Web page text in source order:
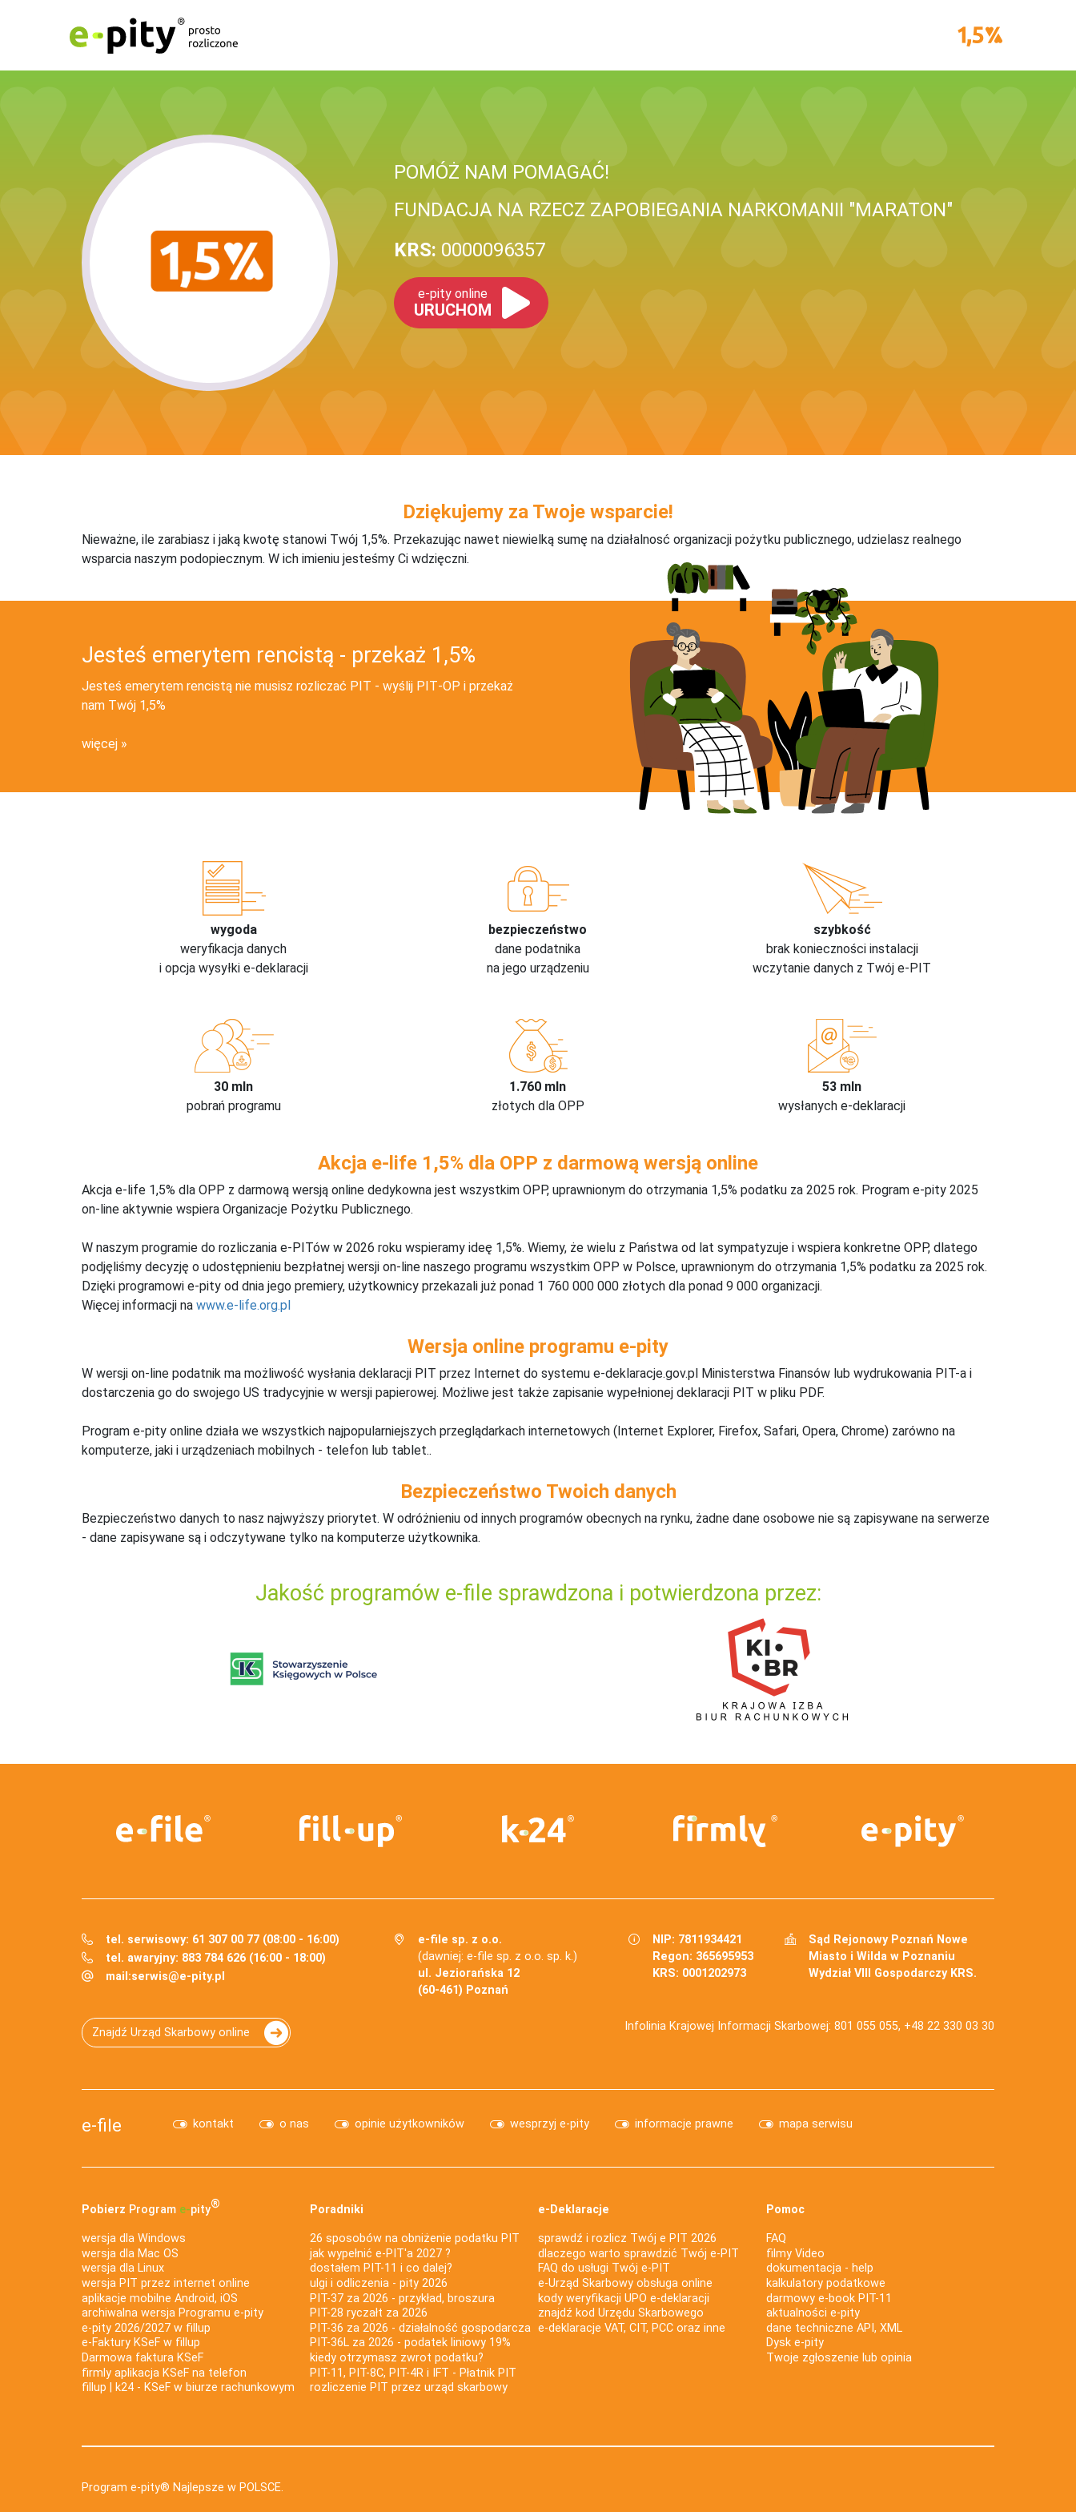
POMÓŻ NAM POMAGAĆ!
FUNDACJA NA RZECZ ZAPOBIEGANIA NARKOMANII "MARATON"
KRS: 0000096357
e-pity online
URUCHOM
Dziękujemy za Twoje wsparcie!
Nieważne, ile zarabiasz i jaką kwotę stanowi Twój 1,5%. Przekazując nawet niewielką sumę na działalnosć organizacji pożytku publicznego, udzielasz realnego
wsparcia naszym podopiecznym. W ich imieniu jesteśmy Ci wdzięczni.
Jesteś emerytem rencistą - przekaż 1,5%
Jesteś emerytem rencistą nie musisz rozliczać PIT - wyślij PIT‑OP i przekaż
nam Twój 1,5%
więcej
wygoda
weryfikacja danych
i opcja wysyłki e-deklaracji
bezpieczeństwo
dane podatnika
na jego urządzeniu
szybkość
brak konieczności instalacji
wczytanie danych z Twój e-PIT
30 mln
pobrań programu
1.760 mln
złotych dla OPP
53 mln
wysłanych e-deklaracji
Akcja e-life 1,5% dla OPP z darmową wersją online
Akcja e-life 1,5% dla OPP z darmową wersją online dedykowna jest wszystkim OPP, uprawnionym do otrzymania 1,5% podatku za 2025 rok. Program e-pity 2025
on-line aktywnie wspiera Organizacje Pożytku Publicznego.
W naszym programie do rozliczania e-PITów w 2026 roku wspieramy ideę 1,5%. Wiemy, że wielu z Państwa od lat sympatyzuje i wspiera konkretne OPP, dlatego
podjęliśmy decyzję o udostępnieniu bezpłatnej wersji on-line naszego programu wszystkim OPP w Polsce, uprawnionym do otrzymania 1,5% podatku za 2025 rok.
Dzięki programowi e-pity od dnia jego premiery, użytkownicy przekazali już ponad 1 760 000 000 złotych dla ponad 9 000 organizacji.
Więcej informacji na www.e-life.org.pl
Wersja online programu e-pity
W wersji on-line podatnik ma możliwość wysłania deklaracji PIT przez Internet do systemu e-deklaracje.gov.pl Ministerstwa Finansów lub wydrukowania PIT-a i
dostarczenia go do swojego US tradycyjnie w wersji papierowej. Możliwe jest także zapisanie wypełnionej deklaracji PIT w pliku PDF.
Program e-pity online działa we wszystkich najpopularniejszych przeglądarkach internetowych (Internet Explorer, Firefox, Safari, Opera, Chrome) zarówno na
komputerze, jaki i urządzeniach mobilnych - telefon lub tablet..
Bezpieczeństwo Twoich danych
Bezpieczeństwo danych to nasz najwyższy priorytet. W odróżnieniu od innych programów obecnych na rynku, żadne dane osobowe nie są zapisywane na serwerze
- dane zapisywane są i odczytywane tylko na komputerze użytkownika.
Jakość programów e-file sprawdzona i potwierdzona przez:
tel. serwisowy: 61 307 00 77 (08:00 - 16:00)
tel. awaryjny: 883 784 626 (16:00 - 18:00)
mail:serwis@e-pity.pl
e-file sp. z o.o.
(dawniej: e-file sp. z o.o. sp. k.)
ul. Jeziorańska 12
(60-461) Poznań
NIP: 7811934421
Regon: 365695953
KRS: 0001202973
Sąd Rejonowy Poznań Nowe
Miasto i Wilda w Poznaniu
Wydział VIII Gospodarczy KRS.
Znajdź Urząd Skarbowy online Infolinia Krajowej Informacji Skarbowej: 801 055 055, +48 22 330 03 30
e-file kontakt o nas opinie użytkowników wesprzyj e-pity informacje prawne mapa serwisu
Pobierz Program e‑pity®
wersja dla Windows
wersja dla Mac OS
wersja dla Linux
wersja PIT przez internet online
aplikacje mobilne Android, iOS
archiwalna wersja Programu e-pity
e-pity 2026/2027 w fillup
e‑Faktury KSeF w fillup
Darmowa faktura KSeF
firmly aplikacja KSeF na telefon
fillup | k24 - KSeF w biurze rachunkowym
Poradniki
26 sposobów na obniżenie podatku PIT
jak wypełnić e-PIT'a 2027 ?
dostałem PIT-11 i co dalej?
ulgi i odliczenia - pity 2026
PIT-37 za 2026 - przykład, broszura
PIT-28 ryczałt za 2026
PIT-36 za 2026 - działalność gospodarcza
PIT-36L za 2026 - podatek liniowy 19%
kiedy otrzymasz zwrot podatku?
PIT-11, PIT-8C, PIT-4R i IFT - Płatnik PIT
rozliczenie PIT przez urząd skarbowy
e-Deklaracje
sprawdź i rozlicz Twój e PIT 2026
dlaczego warto sprawdzić Twój e-PIT
FAQ do usługi Twój e-PIT
e-Urząd Skarbowy obsługa online
kody weryfikacji UPO e-deklaracji
znajdź kod Urzędu Skarbowego
e-deklaracje VAT, CIT, PCC oraz inne
Pomoc
FAQ
filmy Video
dokumentacja - help
kalkulatory podatkowe
darmowy e-book PIT-11
aktualności e-pity
dane techniczne API, XML
Dysk e-pity
Twoje zgłoszenie lub opinia
Program e-pity® Najlepsze w POLSCE.